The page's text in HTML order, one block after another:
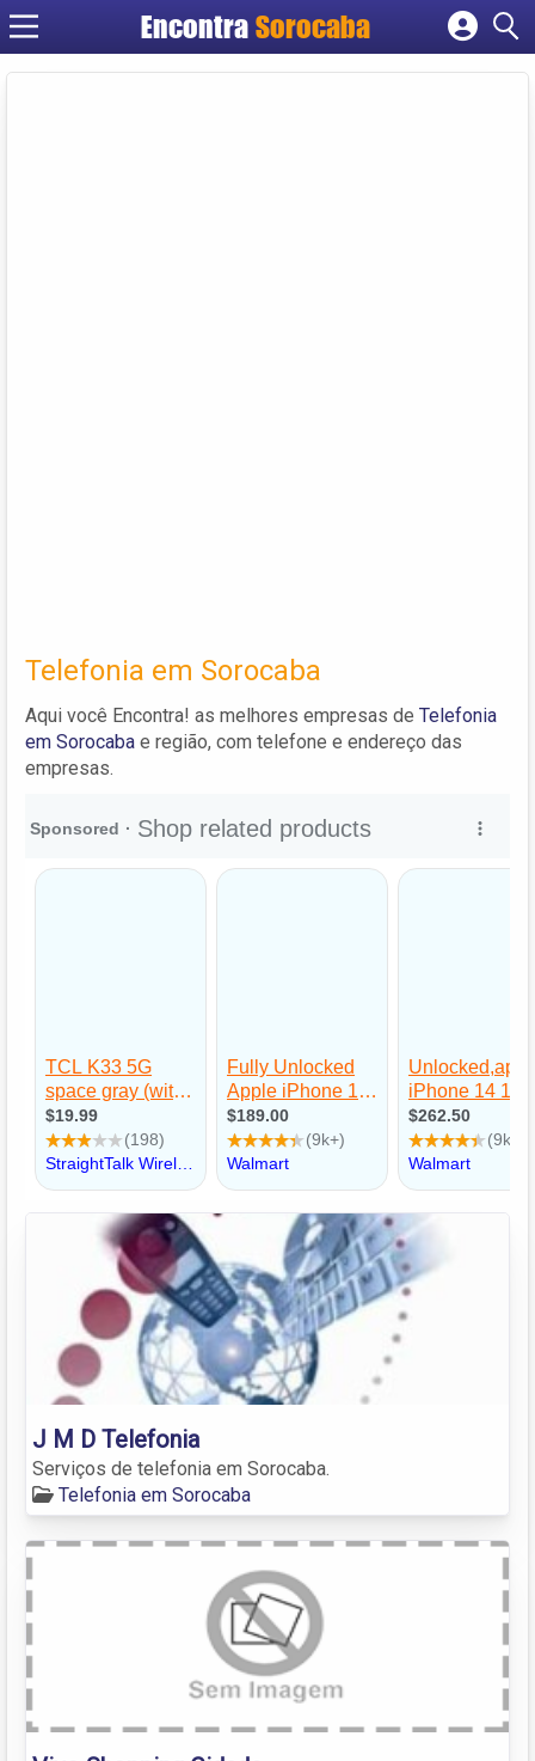
EncontraSorocaba
Cadastrar empresa
Telefonia em Sorocaba
Aqui você Encontra! as melhores empresas de Telefonia
em Sorocaba e região, com telefone e endereço das
empresas.
J M D Telefonia
Serviços de telefonia em Sorocaba.
Telefonia em Sorocaba